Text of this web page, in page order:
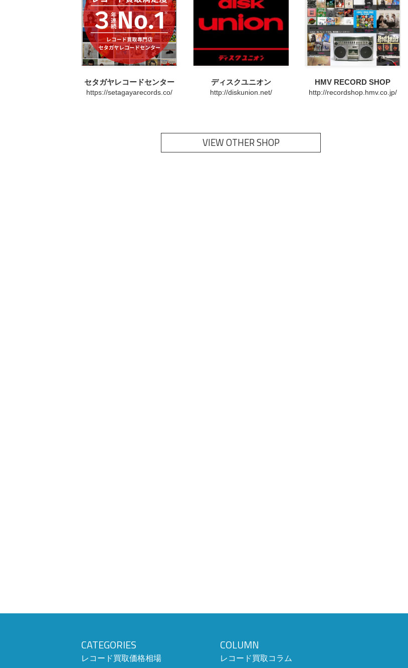
セタガヤレコードセンター
https://setagayarecords.co/
ディスクユニオン
http://diskunion.net/
HMV RECORD SHOP
http://recordshop.hmv.co.jp/
VIEW OTHER SHOP
CATEGORIES
レコード買取価格相場
COLUMN
レコード買取コラム